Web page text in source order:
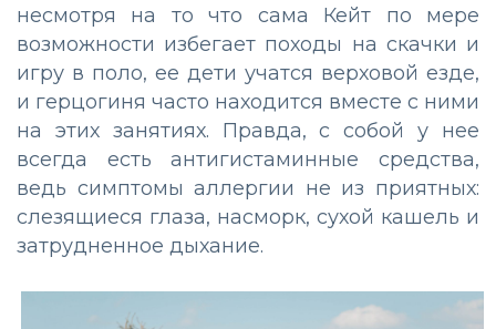
несмотря на то что сама Кейт по мере
возможности избегает походы на скачки и
игру в поло, ее дети учатся верховой езде,
и герцогиня часто находится вместе с ними
на этих занятиях. Правда, с собой у нее
всегда есть антигистаминные средства,
ведь симптомы аллергии не из приятных:
слезящиеся глаза, насморк, сухой кашель и
затрудненное дыхание.